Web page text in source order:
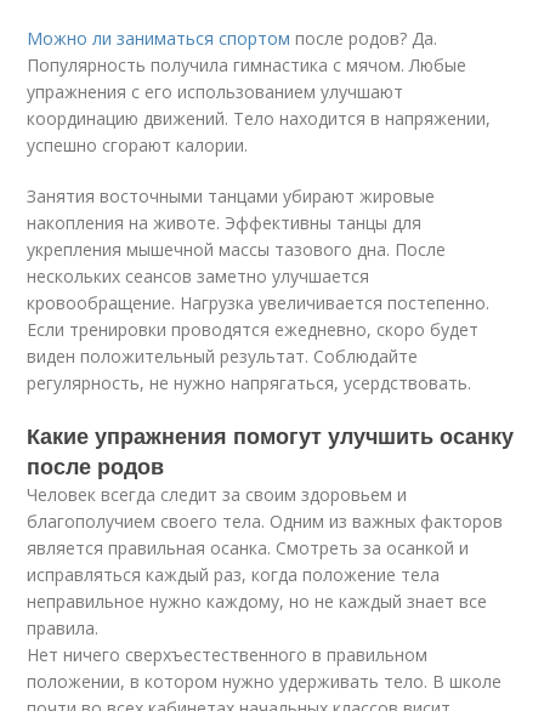
Можно ли заниматься спортом после родов? Да.
Популярность получила гимнастика с мячом. Любые
упражнения с его использованием улучшают
координацию движений. Тело находится в напряжении,
успешно сгорают калории.
Занятия восточными танцами убирают жировые
накопления на животе. Эффективны танцы для
укрепления мышечной массы тазового дна. После
нескольких сеансов заметно улучшается
кровообращение. Нагрузка увеличивается постепенно.
Если тренировки проводятся ежедневно, скоро будет
виден положительный результат. Соблюдайте
регулярность, не нужно напрягаться, усердствовать.
Какие упражнения помогут улучшить осанку
после родов
Человек всегда следит за своим здоровьем и
благополучием своего тела. Одним из важных факторов
является правильная осанка. Смотреть за осанкой и
исправляться каждый раз, когда положение тела
неправильное нужно каждому, но не каждый знает все
правила.
Нет ничего сверхъестественного в правильном
положении, в котором нужно удерживать тело. В школе